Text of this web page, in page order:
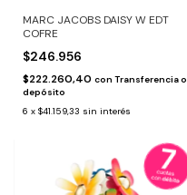
MARC JACOBS DAISY W EDT
COFRE
$246.956
$222.260,40 con Transferencia o
depósito
6 x $41.159,33 sin interés